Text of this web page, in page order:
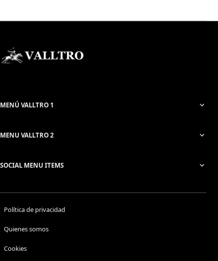
MENÚ VALLTRO 1
MENU VALLTRO 2
SOCIAL MENU ITEMS
Política de privacidad
Quienes somos
Cookies